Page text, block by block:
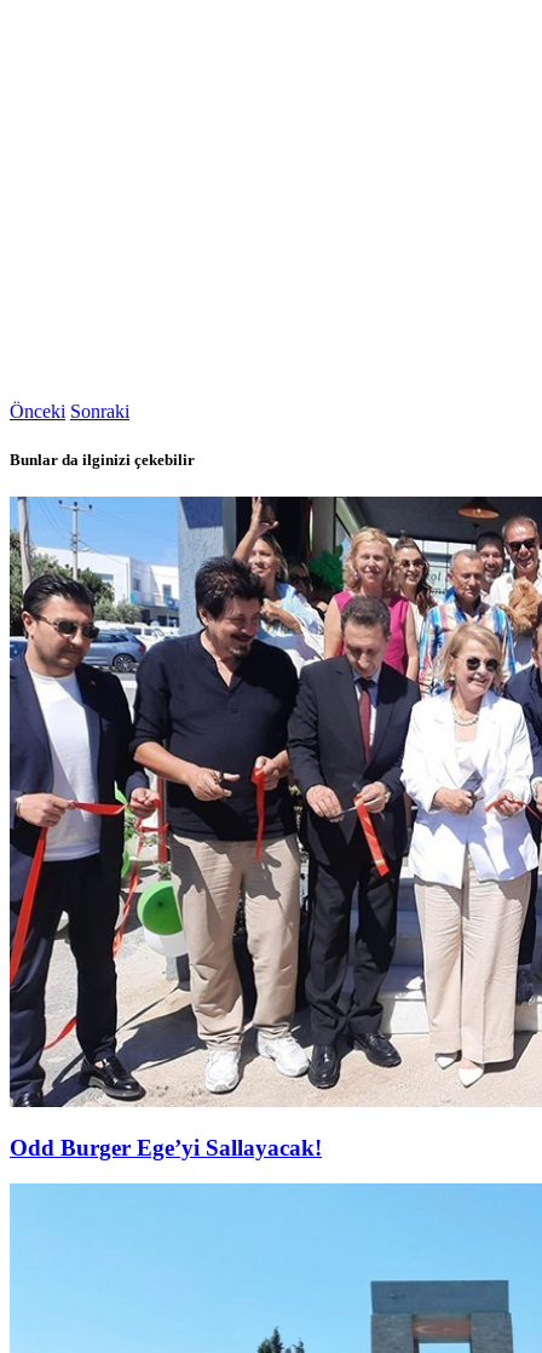
Önceki Sonraki
Bunlar da ilginizi çekebilir
Odd Burger Ege’yi Sallayacak!